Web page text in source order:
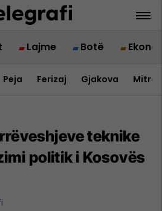
Lajme Botë
Peja Ferizaj Gjakova
teknike
politik i Kosovës